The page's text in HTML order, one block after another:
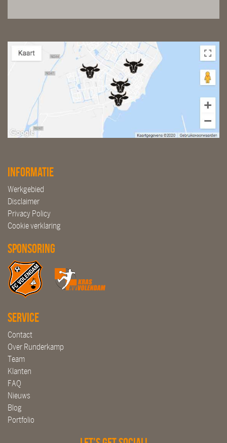
Informatie
Werkgebied
Disclaimer
Privacy Policy
Cookie verklaring
Sponsoring
Service
Contact
Over Runderkamp
Team
Klanten
FAQ
Nieuws
Blog
Portfolio